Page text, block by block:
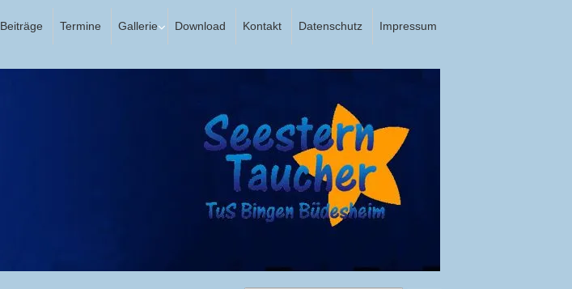
Beiträge Termine Gallerie Download Kontakt Datenschutz Impressum